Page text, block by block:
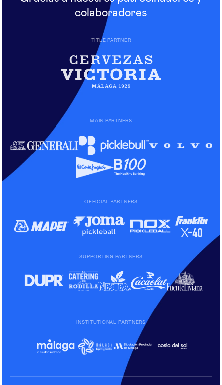
colaboradores
TITLE PARTNER
MAIN PARTNERS
OFFICIAL PARTNERS
SUPPORTING PARTNERS
INSTITUTIONAL PARTNERS